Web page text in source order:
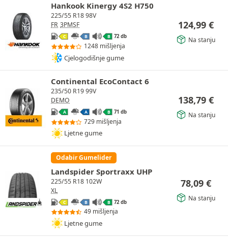
Hankook Kinergy 4S2 H750
225/55 R18 98V
FR 3PMSF
C B B 72 db
1248 mišljenja
Cjelogodišnje gume
124,99 €
Na stanju
Continental EcoContact 6
235/50 R19 99V
DEMO
A A B 71 db
729 mišljenja
Ljetne gume
138,79 €
Na stanju
Odabir Gumelider
Landspider Sportraxx UHP
225/55 R18 102W
XL
C B B 72 db
49 mišljenja
Ljetne gume
78,09 €
Na stanju